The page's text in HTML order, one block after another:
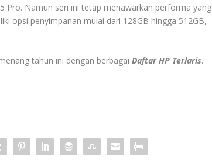
Pro. Namun seri ini tetap menawarkan performa yang
opsi penyimpanan mulai dari 128GB hingga 512GB,
tahun ini dengan berbagaiDaftar HP Terlaris.